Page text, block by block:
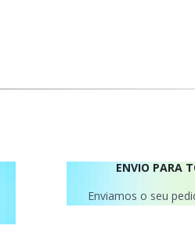
ENVIO PARA
Enviamos o seu